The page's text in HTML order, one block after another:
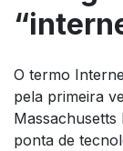
O termo
pela primeira
ponta de